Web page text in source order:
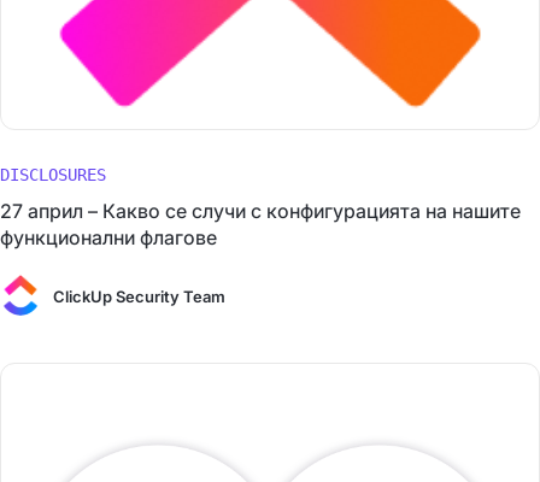
DISCLOSURES
27 април – Какво се случи с конфигурацията на нашите
функционални флагове
ClickUp Security Team